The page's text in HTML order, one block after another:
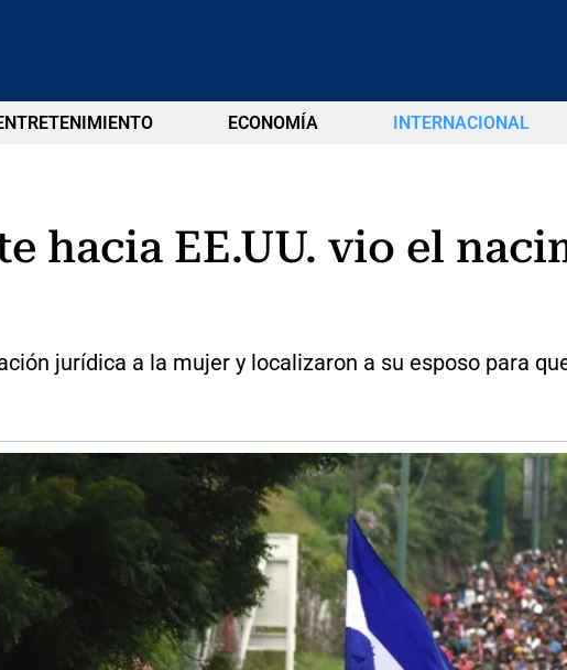
ECONOMÍA INTERNACIONAL
hacia EE.UU. vio el
jurídica a la mujer y localizaron a su esposo para